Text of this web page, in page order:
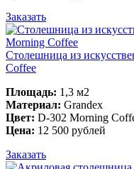
Заказать
Столешница из
Coffee
Площадь: 1,3 м2
Материал: Grandex
Цвет: D-302 Morning
Цена: 12 500 рублей
Заказать